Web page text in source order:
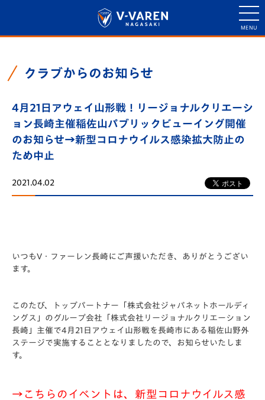
クラブからのお知らせ
4月21日アウェイ山形戦！リージョナルクリエーシ
ョン長崎主催稲佐山パブリックビューイング開催
のお知らせ→新型コロナウイルス感染拡大防止の
ため中止
2021.04.02
いつもV・ファーレン長崎にご声援いただき、ありがとうござい
ます。
このたび、トップパートナー「株式会社ジャパネットホールディ
ングス」のグループ会社「株式会社リージョナルクリエーション
長崎」主催で4月21日アウェイ山形戦を長崎市にある稲佐山野外
ステージで実施することとなりましたので、お知らせいたしま
す。
→こちらのイベントは、新型コロナウイルス感